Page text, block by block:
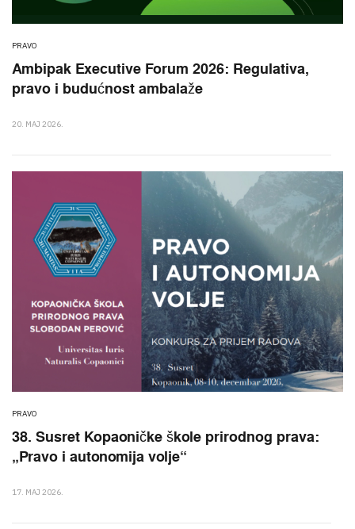
PRAVO
Ambipak Executive Forum 2026: Regulativa,
pravo i budućnost ambalaže
20. MAJ 2026.
PRAVO
38. Susret Kopaoničke škole prirodnog prava:
„Pravo i autonomija volje“
17. MAJ 2026.